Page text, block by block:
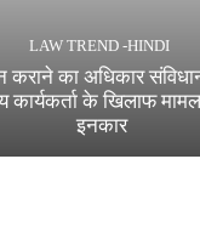
LAW TREND -HINDI
कराने का अधिकार
कार्यकर्ता के खिलाफ
इनकार